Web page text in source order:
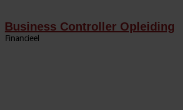
Business Controller Opleiding
Financieel